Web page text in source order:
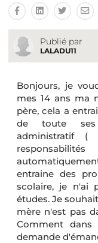
Publié par
LALADU11
Bonjours, je
mes 14 ans ma
père, cela a
de toute ses
administratif (
entraine des
scolaire, je n'ai
études. Je
mère n'est pas
Comment
demande